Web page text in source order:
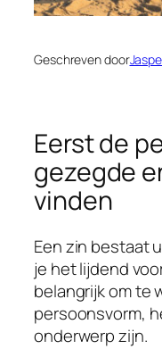
Geschreven door
Eerst de
gezegde
vinden
Een zin bestaat
je het lijdend
belangrijk om te
persoonsvorm,
onderwerp zijn.